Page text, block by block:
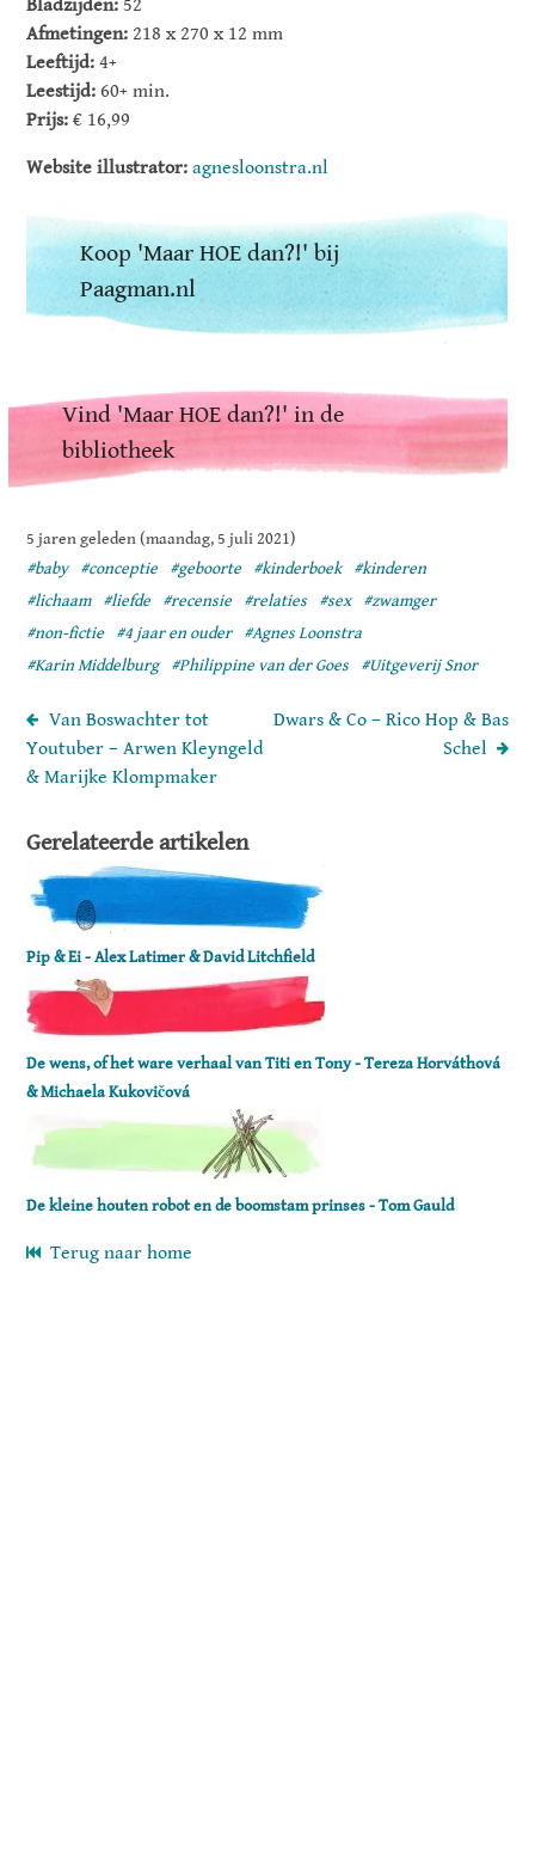
Bladzijden: 52
Afmetingen: 218 x 270 x 12 mm
Leeftijd: 4+
Leestijd: 60+ min.
Prijs: € 16,99
Website illustrator: agnesloonstra.nl
Koop 'Maar HOE dan?!' bij
Paagman.nl
Vind 'Maar HOE dan?!' in de
bibliotheek
5 jaren geleden (maandag, 5 juli 2021)
#baby
#conceptie #geboorte #kinderboek
#kinderen
#lichaam
#liefde #recensie #relaties #sex
#zwamger
#non-fictie
#4 jaar en ouder
#Agnes Loonstra
#Karin Middelburg
#Philippine van der Goes #Uitgeverij Snor
Van Boswachter tot
Youtuber – Arwen Kleyngeld
& Marijke Klompmaker
Dwars & Co – Rico Hop & Bas
Schel
Gerelateerde artikelen
Pip & Ei - Alex Latimer & David Litchfield
De wens, of het ware verhaal van Titi en Tony - Tereza Horváthová
& Michaela Kukovičová
De kleine houten robot en de boomstam prinses - Tom Gauld
Terug naar home